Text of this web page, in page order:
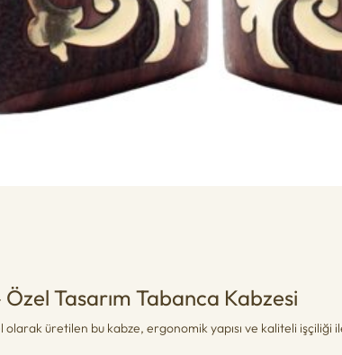
Tasarım Tabanca Kabzesi
olarak üretilen bu kabze, ergonomik yapısı ve kaliteli